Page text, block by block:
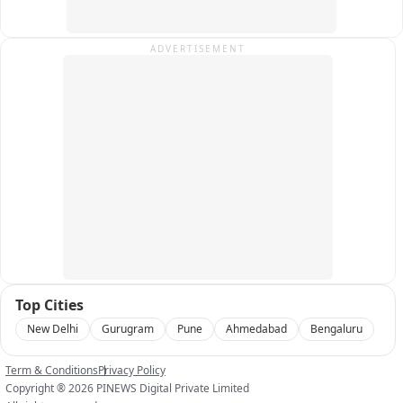
ADVERTISEMENT
Top Cities
New Delhi Gurugram Pune Ahmedabad Bengaluru
Term & ConditionsPrivacy Policy
Copyright ®2026 PINEWS Digital Private Limited